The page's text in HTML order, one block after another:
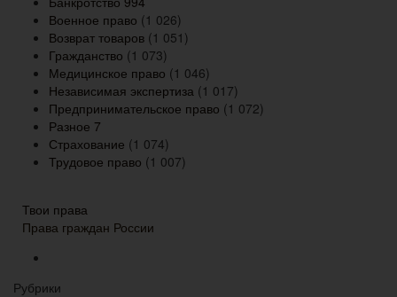
Военное право (1 026)
Возврат товаров (1 051)
Гражданство (1 073)
Медицинское право (1 046)
Независимая экспертиза (1 017)
Предпринимательское право (1 072)
Разное 7
Страхование (1 074)
Трудовое право (1 007)
Твои права
Права граждан России
Рубрики